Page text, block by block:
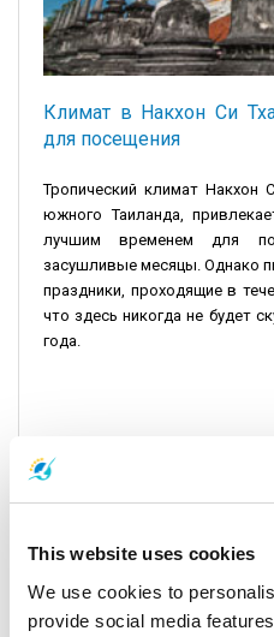
This website uses cookies
We use cookies to
provide social media
Климат в Накхон Си
для посещения
Тропический климат Накхон
южного Таиланда,
лучшим временем для
засушливые месяцы. Однако
праздники, проходящие в
что здесь никогда не будет
года.
Акционные предложения